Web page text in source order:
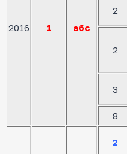
2016 1 абс
2
2
3
8
2